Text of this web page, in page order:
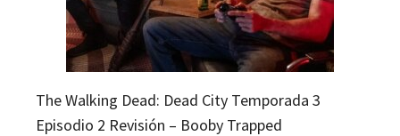
The Walking Dead: Dead City Temporada 3
Episodio 2 Revisión – Booby Trapped